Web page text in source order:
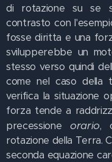
di rotazione su se
contrasto con
fosse diritta e una
svilupperebbe un
stesso verso quindi
come nel caso della
verifica la situazione
forza tende a
precessione orario,
rotazione della Terra.
seconda equazione